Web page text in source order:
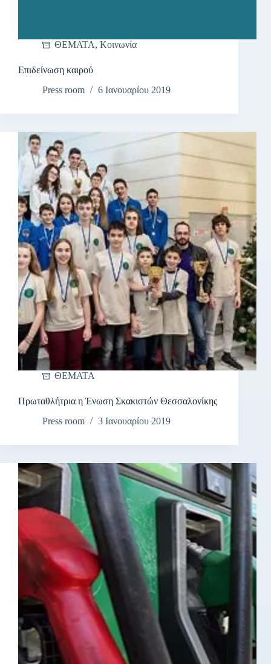
ΘΕΜΑΤΑ, Κοινωνία
Επιδείνωση καιρού
Press room
6 Ιανουαρίου 2019
ΘΕΜΑΤΑ
Πρωταθλήτρια η Ένωση Σκακιστών Θεσσαλονίκης
Press room
3 Ιανουαρίου 2019